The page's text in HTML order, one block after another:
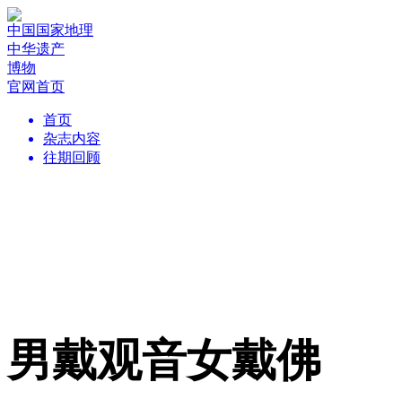
中国国家地理
中华遗产
博物
官网首页
首页
杂志内容
往期回顾
男戴观音女戴佛